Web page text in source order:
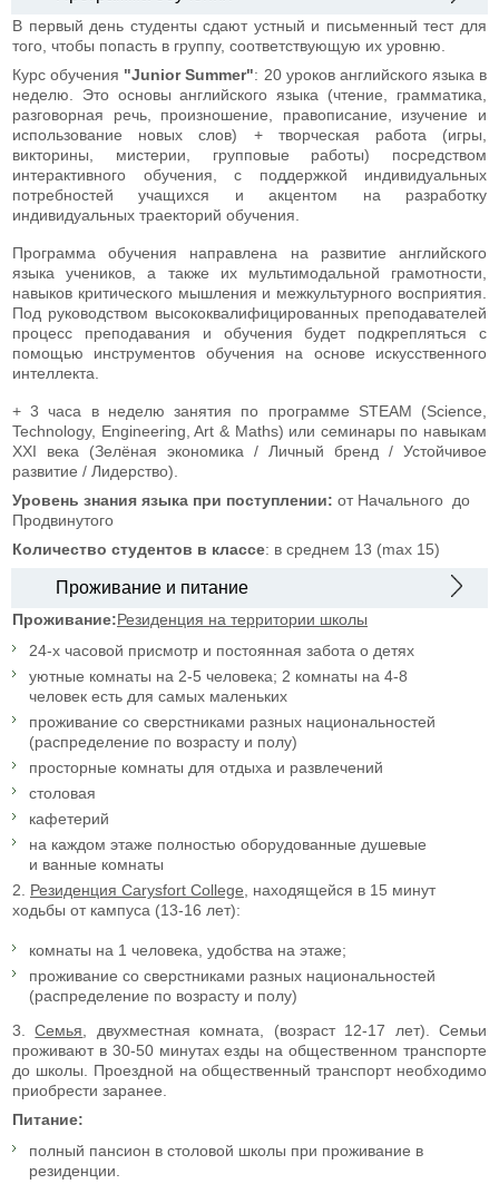
В первый день студенты сдают устный и письменный тест для
того, чтобы попасть в группу, соответствующую их уровню.
Курс обучения "Junior Summer": 20 уроков английского языка в
неделю. Это основы английского языка (чтение, грамматика,
разговорная речь, произношение, правописание, изучение и
использование новых слов) + творческая работа (игры,
викторины, мистерии, групповые работы) посредством
интерактивного обучения, с поддержкой индивидуальных
потребностей учащихся и акцентом на разработку
индивидуальных траекторий обучения.
Программа обучения направлена ​​на развитие английского
языка учеников, а также их мультимодальной грамотности,
навыков критического мышления и межкультурного восприятия.
Под руководством высококвалифицированных преподавателей
процесс преподавания и обучения будет подкрепляться с
помощью инструментов обучения на основе искусственного
интеллекта.
+ 3 часа в неделю занятия по программе STEAM (Science,
Technology, Engineering, Art & Maths) или семинары по навыкам
XXI века (Зелёная экономика / Личный бренд / Устойчивое
развитие / Лидерство).
Уровень знания языка при поступлении: от Начального до
Продвинутого
Количество студентов в классе: в среднем 13 (max 15)
Проживание и питание
Проживание:Резиденция на территории школы
24-х часовой присмотр и постоянная забота о детях
уютные комнаты на 2-5 человека; 2 комнаты на 4-8
человек есть для самых маленьких
проживание со сверстниками разных национальностей
(распределение по возрасту и полу)
просторные комнаты для отдыха и развлечений
столовая
кафетерий
на каждом этаже полностью оборудованные душевые
и ванные комнаты
2. Резиденция Carysfort College , находящейся в 15 минут
ходьбы от кампуса (13-16 лет):
комнаты на 1 человека, удобства на этаже;
проживание со сверстниками разных национальностей
(распределение по возрасту и полу)
3.Семья , двухместная комната, (возраст 12-17 лет). Семьи
проживают в 30-50 минутах езды на общественном транспорте
до школы. Проездной на общественный транспорт необходимо
приобрести заранее.
Питание:
полный пансион в столовой школы при проживание в
резиденции.